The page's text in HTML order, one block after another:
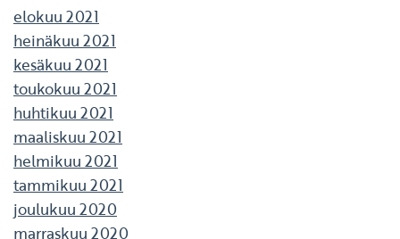
elokuu 2021
heinäkuu 2021
kesäkuu 2021
toukokuu 2021
huhtikuu 2021
maaliskuu 2021
helmikuu 2021
tammikuu 2021
joulukuu 2020
marraskuu 2020